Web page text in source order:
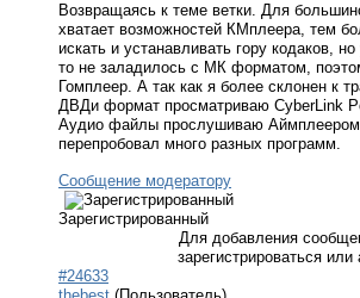
Возвращаясь к теме ветки. Для
хватает возможностей КМплеера, тем
искать и устанавливать гору кодаков,
то не заладилось с МК форматом,
Гомплеер. А так как я более склонен к
ДВДи формат просматриваю CyberLink
Аудио файлы прослушиваю
перепробовал много разных программ.
Сообщение модератору
Зарегистрированный
Для добавления
зарегистрироваться или
#24633